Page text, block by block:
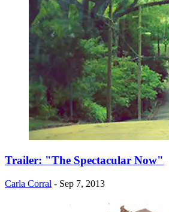
Trailer: "The Spectacular Now"
Carla Corral - Sep 7, 2013